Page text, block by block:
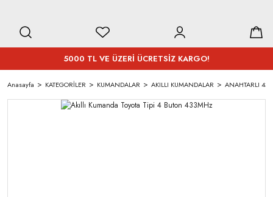
5000 TL VE ÜZERİ ÜCRETSİZ KARGO!
Anasayfa KATEGORİLER KUMANDALAR AKILLI KUMANDALAR ANAHTARLI